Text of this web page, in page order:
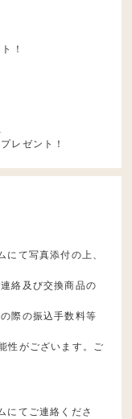
！
レゼント！
て写真添付の上、
絡及び交換商品の
際の振込手数料等
性がございます。ご
にてご連絡くださ